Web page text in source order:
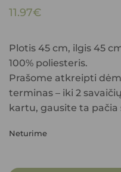
11.97€
Plotis 45 cm, ilgis 45
100% poliesteris.
Prašome atkreipti
terminas – iki 2
kartu, gausite ta pačia
Neturime